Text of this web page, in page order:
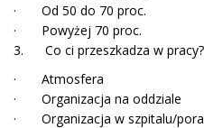
· Od 50 do 70 proc.
· Powyżej 70 proc.
3. Co ci przeszkadza w
· Atmosfera
· Organizacja na oddziale
· Organizacja w szpitalu/